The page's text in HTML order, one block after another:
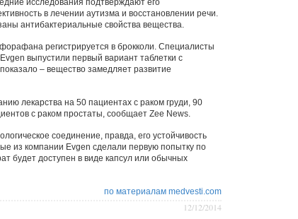
исследования подтверждают его
в лечении аутизма и восстановлении речи.
антибактериальные свойства вещества.
регистрируется в брокколи. Специалисты
выпустили первый вариант таблетки с
– вещество замедляет развитие
лекарства на 50 пациентах с раком груди, 90
с раком простаты, сообщает Zee News.
соединение, правда, его устойчивость
из компании Evgen сделали первую попытку по
будет доступен в виде капсул или обычных
по материалам medvesti.com
12/12/2014